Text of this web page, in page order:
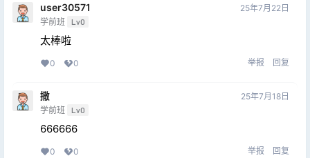
user30571
学前班 Lv0
25年7月22日
太棒啦
0 0 举报 回复
撒
学前班 Lv0
25年7月18日
666666
0 0 举报 回复